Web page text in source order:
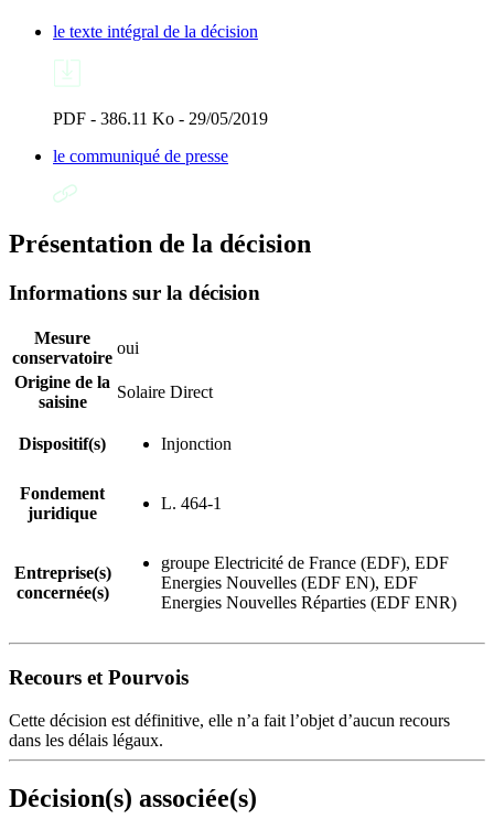
le texte intégral de la décision
PDF - 386.11 Ko - 29/05/2019
le communiqué de presse
Présentation de la décision
Informations sur la décision
Mesure
conservatoire
oui
Origine de la
saisine
Solaire Direct
Dispositif(s) Injonction
Fondement
juridique
L. 464-1
Entreprise(s)
concernée(s)
groupe Electricité de France (EDF), EDF
Energies Nouvelles (EDF EN), EDF
Energies Nouvelles Réparties (EDF ENR)
Recours et Pourvois
Cette décision est définitive, elle n’a fait l’objet d’aucun recours
dans les délais légaux.
Décision(s) associée(s)